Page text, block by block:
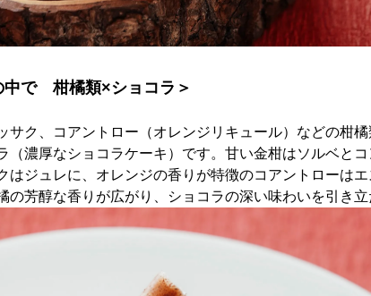
中で 柑橘類×ショコラ＞
サク、コアントロー（オレンジリキュール）などの柑
（濃厚なショコラケーキ）です。甘い金柑はソルベと
はジュレに、オレンジの香りが特徴のコアントローは
の芳醇な香りが広がり、ショコラの深い味わいを引き立